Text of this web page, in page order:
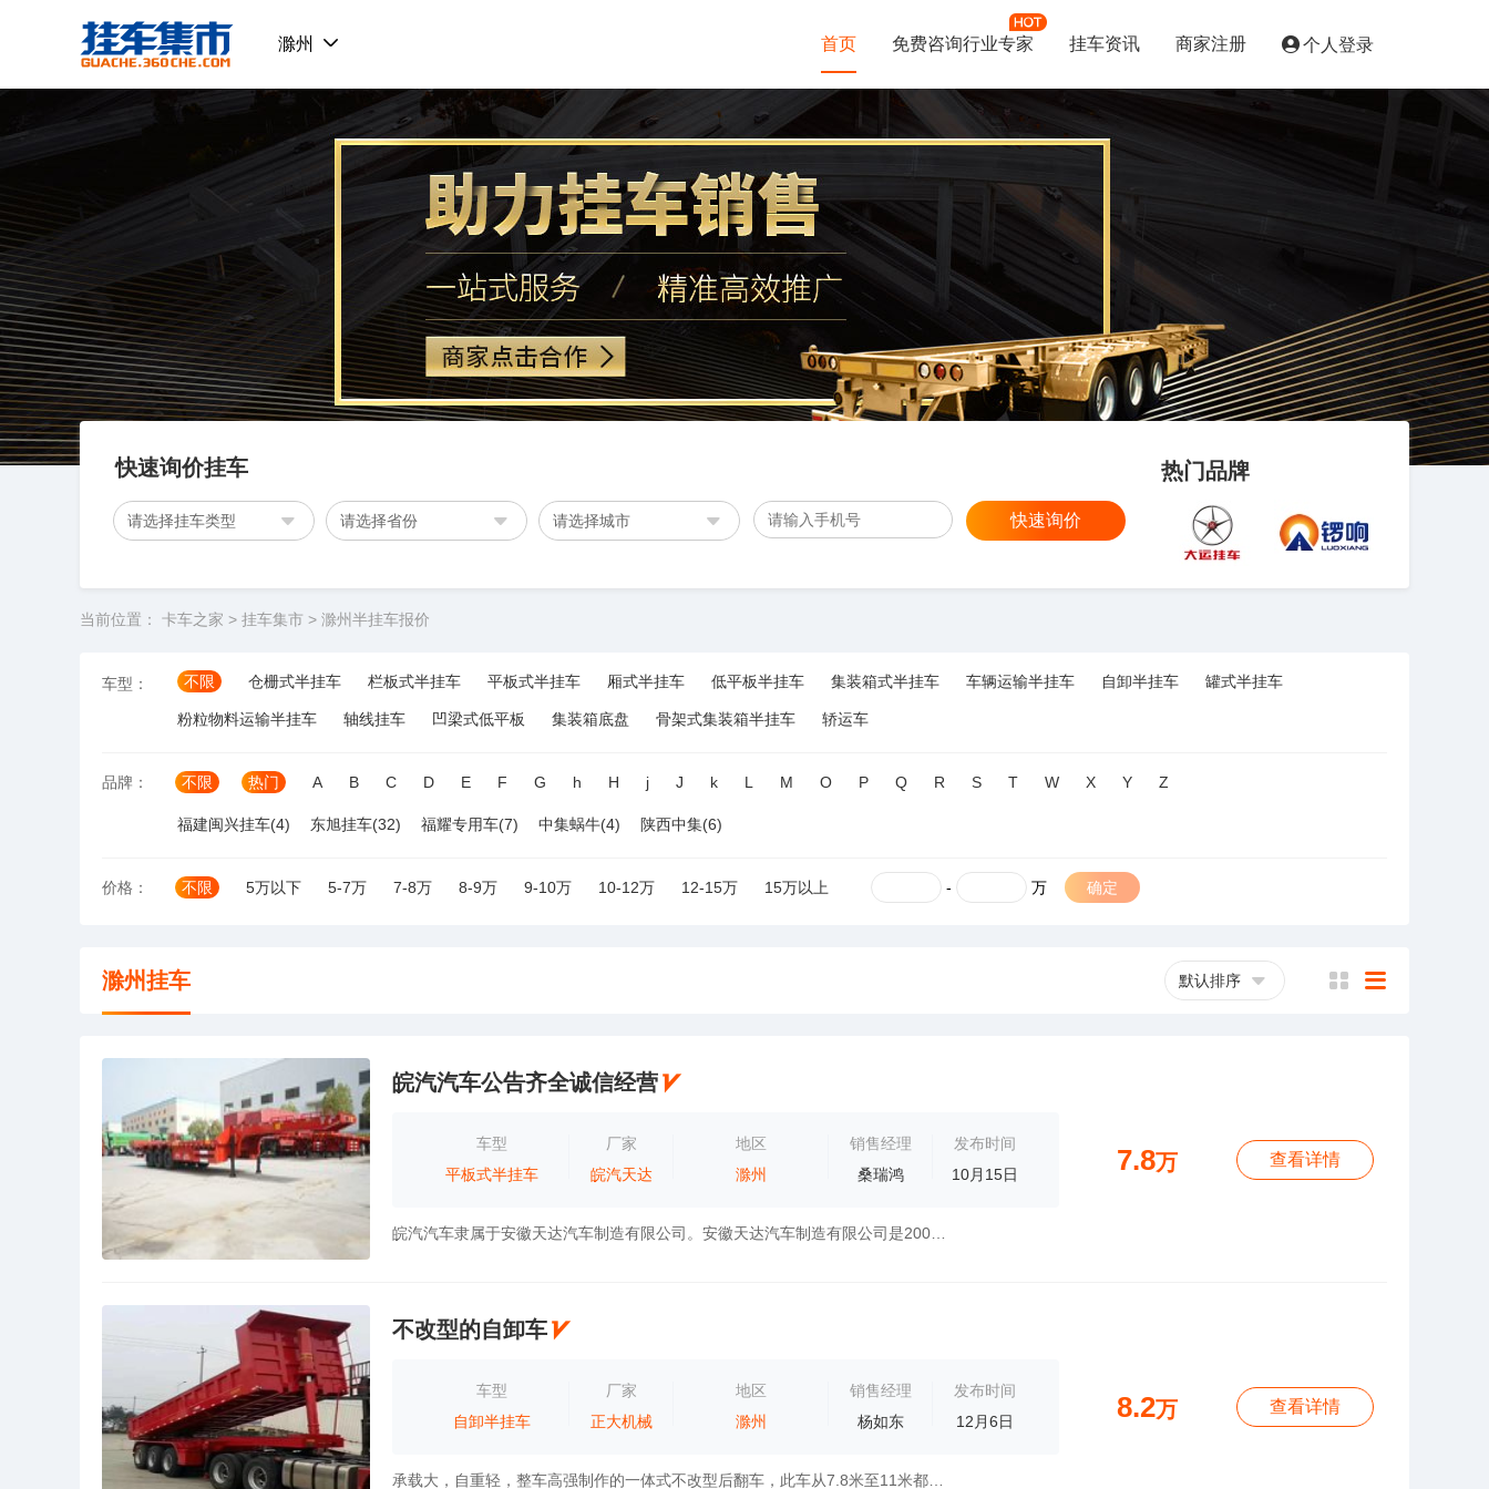
挂车集市 滁州 首页 免费咨询行业专家 挂车资讯 商家注册 个人登录
快速询价挂车
请选择挂车类型 请选择省份 请选择城市 快速询价
热门品牌
当前位置： 卡车之家 > 挂车集市 > 滁州半挂车报价
车型： 不限 仓栅式半挂车 栏板式半挂车 平板式半挂车 厢式半挂车 低平板半挂车 集装箱式半挂车 车辆运输半挂车 自卸半挂车 罐式半挂车
粉粒物料运输半挂车 轴线挂车 凹梁式低平板 集装箱底盘 骨架式集装箱半挂车 轿运车
品牌： 不限 热门 A B C D E F G h H j J k L M O P Q R S T W X Y Z
福建闽兴挂车(4) 东旭挂车(32) 福耀专用车(7) 中集蜗牛(4) 陕西中集(6)
价格： 不限 5万以下 5-7万 7-8万 8-9万 9-10万 10-12万 12-15万 15万以上 - 万 确定
滁州挂车 默认排序 横 列
皖汽汽车公告齐全诚信经营
车型
平板式半挂车
厂家
皖汽天达
地区
滁州
销售经理
桑瑞鸿
发布时间
10月15日
7.8万 查看详情
不改型的自卸车
车型
自卸半挂车
厂家
正大机械
地区
滁州
销售经理
杨如东
发布时间
12月6日
8.2万 查看详情